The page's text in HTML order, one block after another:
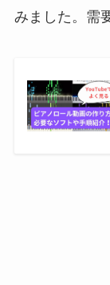
みました。需